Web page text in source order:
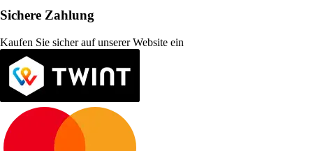
Sichere Zahlung
Kaufen Sie sicher auf unserer Website ein